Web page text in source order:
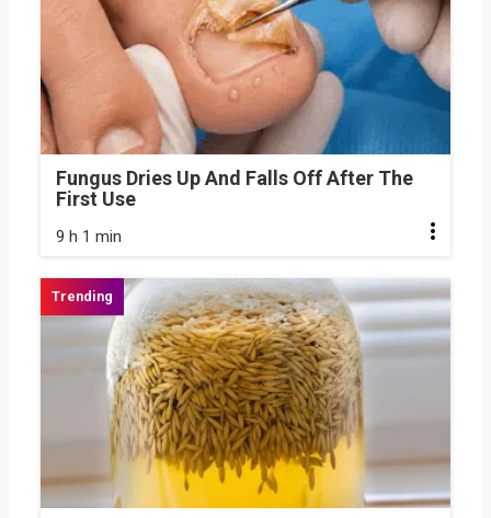
Fungus Dries Up And Falls Off After The
First Use
9 h 1 min